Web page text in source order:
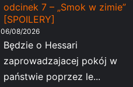
odcinek 7 – „Smok w zimie”
[SPOILERY]
06/08/2026
Będzie o Hessari
zaprowadzajacej pokój w
państwie poprzez le...